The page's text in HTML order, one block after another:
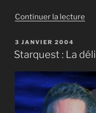
Continuer la lecture
de
PUBLIÉ
LE
3 JANVIER 2004
Starquest : La